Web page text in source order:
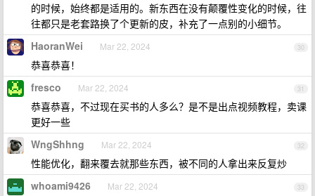
的时候，始终都是适用的。新东西在没有颠覆性变化的时候，往
往都只是老套路换了个更新的皮，补充了一点别的小细节。
30
HaoranWei Mar 22, 2024
恭喜恭喜！
31
fresco Mar 22, 2024
恭喜恭喜，不过现在买书的人多么？是不是出点视频教程，卖课
更好一些
32
WngShhng Mar 22, 2024
性能优化，翻来覆去就那些东西，被不同的人拿出来反复炒
33
whoami9426 Mar 22, 2024